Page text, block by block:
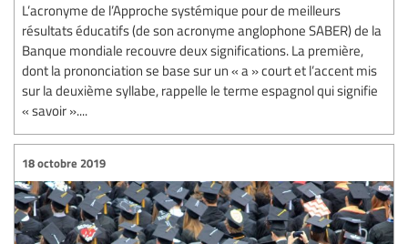
L’acronyme de l’Approche systémique pour de meilleurs
résultats éducatifs (de son acronyme anglophone SABER) de la
Banque mondiale recouvre deux significations. La première,
dont la prononciation se base sur un « a » court et l’accent mis
sur la deuxième syllabe, rappelle le terme espagnol qui signifie
« savoir »....
18 octobre 2019